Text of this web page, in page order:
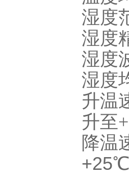
湿度
湿度
湿度
湿度
升温
升至
降温